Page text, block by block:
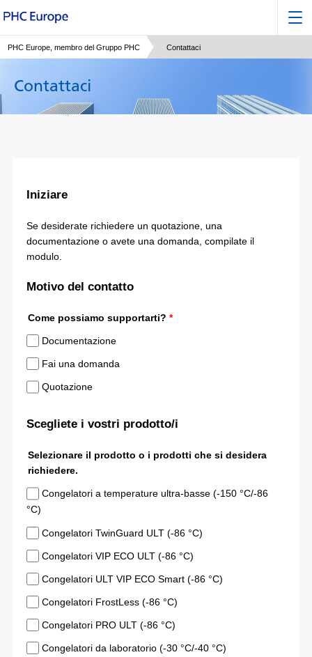
PHC Europe, membro del Gruppo PHC Contattaci
Contattaci